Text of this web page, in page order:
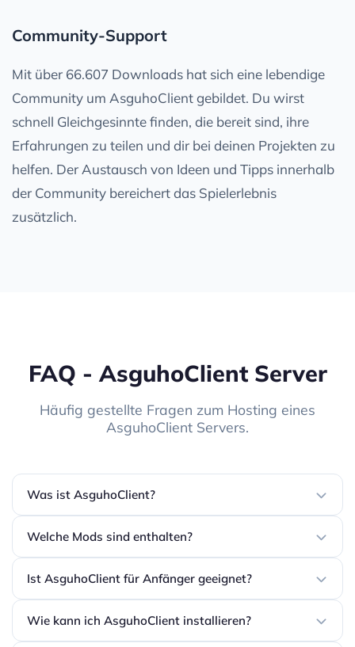
Community-Support
Mit über 66.607 Downloads hat sich eine lebendige
Community um AsguhoClient gebildet. Du wirst
schnell Gleichgesinnte finden, die bereit sind, ihre
Erfahrungen zu teilen und dir bei deinen Projekten zu
helfen. Der Austausch von Ideen und Tipps innerhalb
der Community bereichert das Spielerlebnis
zusätzlich.
FAQ - AsguhoClient Server
Häufig gestellte Fragen zum Hosting eines
AsguhoClient Servers.
Was ist AsguhoClient?
Welche Mods sind enthalten?
Ist AsguhoClient für Anfänger geeignet?
Wie kann ich AsguhoClient installieren?